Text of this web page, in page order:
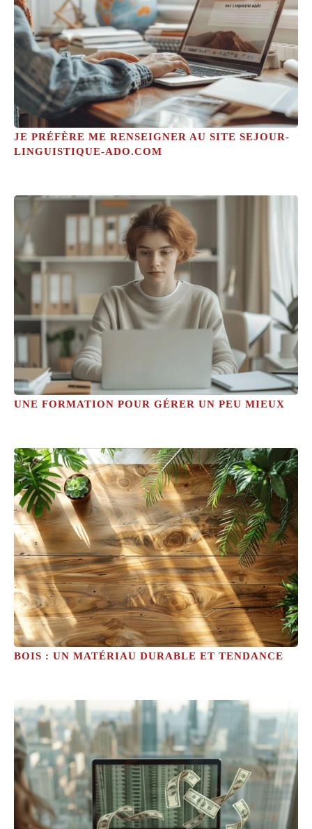
JE PRÉFÈRE ME RENSEIGNER AU SITE SEJOUR-
LINGUISTIQUE-ADO.COM
UNE FORMATION POUR GÉRER UN PEU MIEUX
BOIS : UN MATÉRIAU DURABLE ET TENDANCE